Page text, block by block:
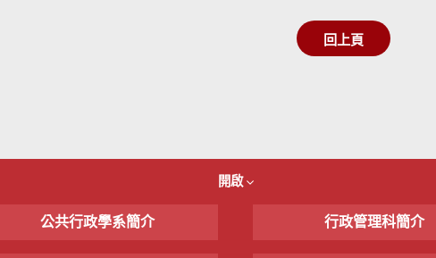
回上頁
開啟
公共行政學系簡介 行政管理科簡介